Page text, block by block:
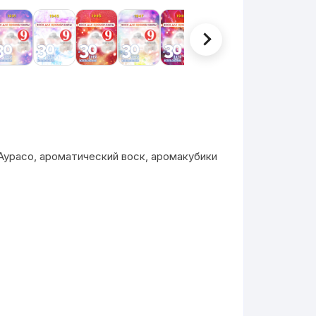
ароматический воск, аромакубики